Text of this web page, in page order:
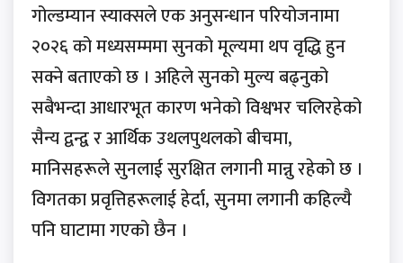
गोल्डम्यान स्याक्सले एक अनुसन्धान परियोजनामा
२०२६ को मध्यसम्ममा सुनको मूल्यमा थप वृद्धि हुन
सक्ने बताएको छ । अहिले सुनको मुल्य बढ्नुको
सबैभन्दा आधारभूत कारण भनेको विश्वभर चलिरहेको
सैन्य द्वन्द्व र आर्थिक उथलपुथलको बीचमा,
मानिसहरूले सुनलाई सुरक्षित लगानी मान्नु रहेको छ ।
विगतका प्रवृत्तिहरूलाई हेर्दा, सुनमा लगानी कहिल्यै
पनि घाटामा गएको छैन ।